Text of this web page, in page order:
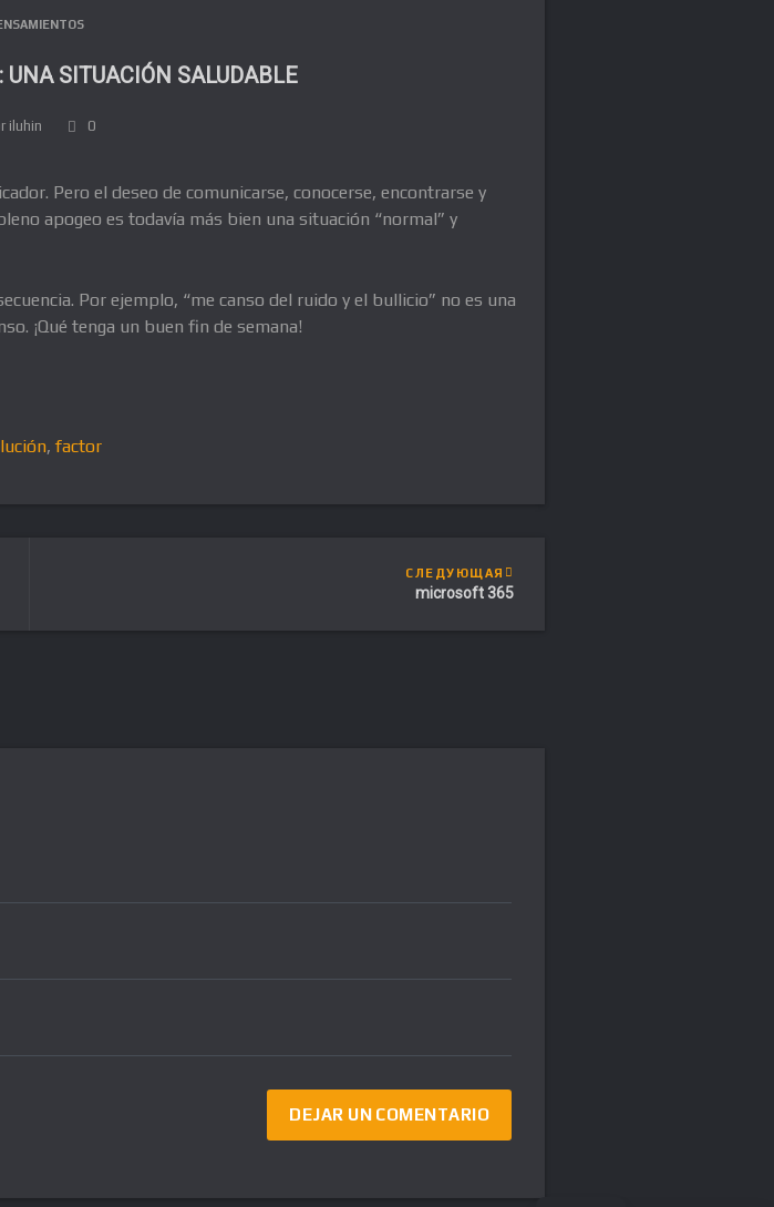
UNA SITUACIÓN SALUDABLE
iluhin 0
Pero el deseo de comunicarse, conocerse, encontrarse y
apogeo es todavía más bien una situación “normal” y
Por ejemplo, “me canso del ruido y el bullicio” no es una
¡Qué tenga un buen fin de semana!
, factor
СЛЕДУЮЩАЯ
microsoft 365